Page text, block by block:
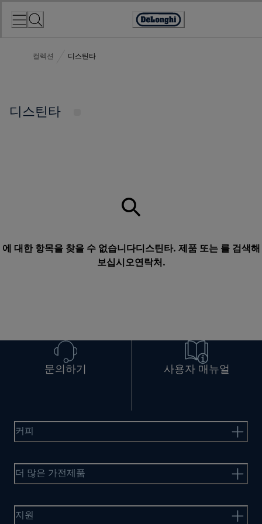
Accessibility
컬렉션 디스틴타
디스틴타
에 대한 항목을 찾을 수 없습니다디스틴타. 제품 또는 를 검색해
보십시오연락처 .
문의하기 사용자 매뉴얼
커피
더 많은 가전제품
지원